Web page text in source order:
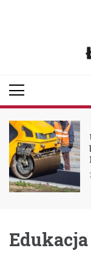
Edukacja